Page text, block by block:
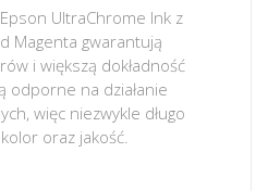
UltraChrome Ink z
Magenta gwarantują
i większą dokładność
odporne na działanie
więc niezwykle długo
oraz jakość.